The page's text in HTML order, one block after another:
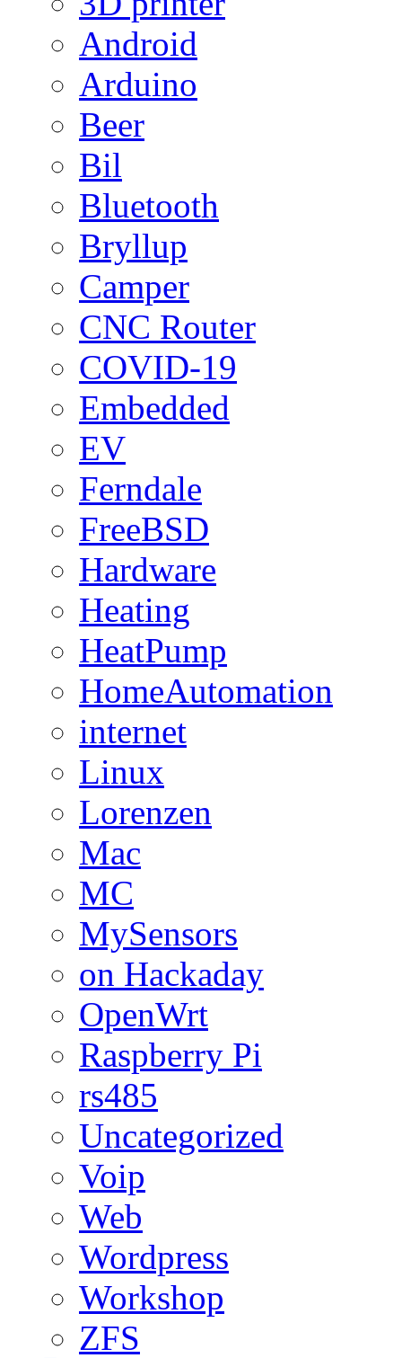
Android
Arduino
Beer
Bil
Bluetooth
Bryllup
Camper
CNC Router
COVID-19
Embedded
EV
Ferndale
FreeBSD
Hardware
Heating
HeatPump
HomeAutomation
internet
Linux
Lorenzen
Mac
MC
MySensors
on Hackaday
OpenWrt
Raspberry Pi
rs485
Uncategorized
Voip
Web
Wordpress
Workshop
ZFS